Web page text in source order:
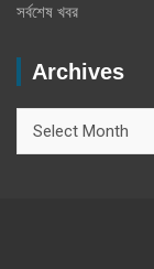
সর্বশেষ খবর
Archives